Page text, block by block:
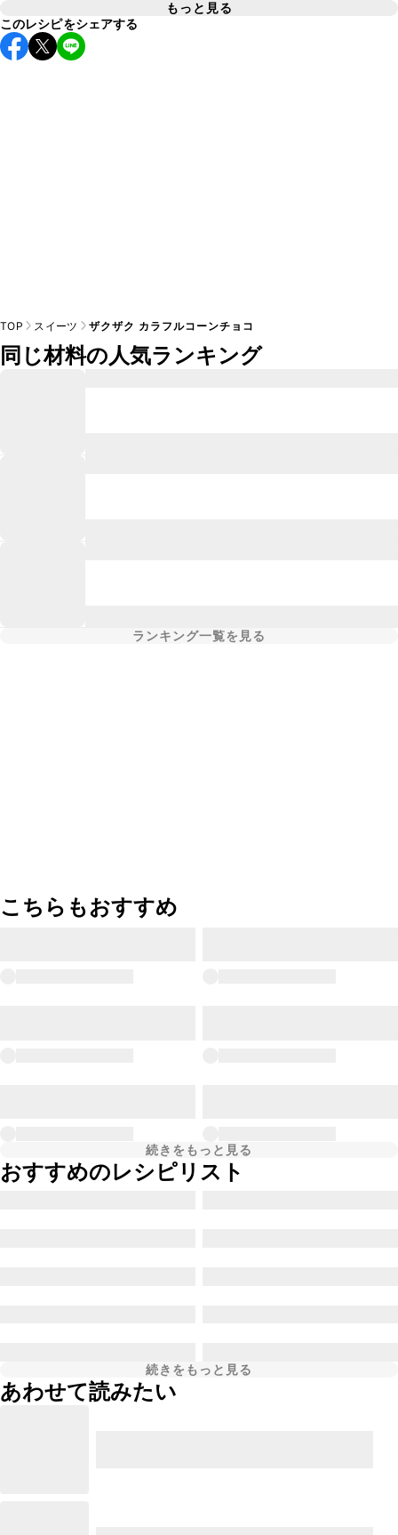
A 基本的にお好みの風味のチョコレートを使用してお作りいた
もっと見る
このレシピをシェアする
TOP スイーツ ザクザク カラフルコーンチョコ
同じ材料の人気ランキング
ランキング一覧を見る
こちらもおすすめ
続きをもっと見る
おすすめのレシピリスト
続きをもっと見る
あわせて読みたい